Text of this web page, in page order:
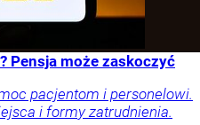
Pensja może zaskoczyć
pacjentom i personelowi.
i formy zatrudnienia.